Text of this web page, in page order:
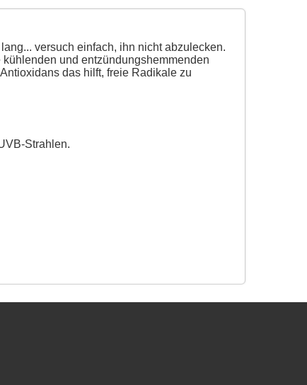
versuch einfach, ihn nicht abzulecken.
und entzündungshemmenden
das hilft, freie Radikale zu
Strahlen.